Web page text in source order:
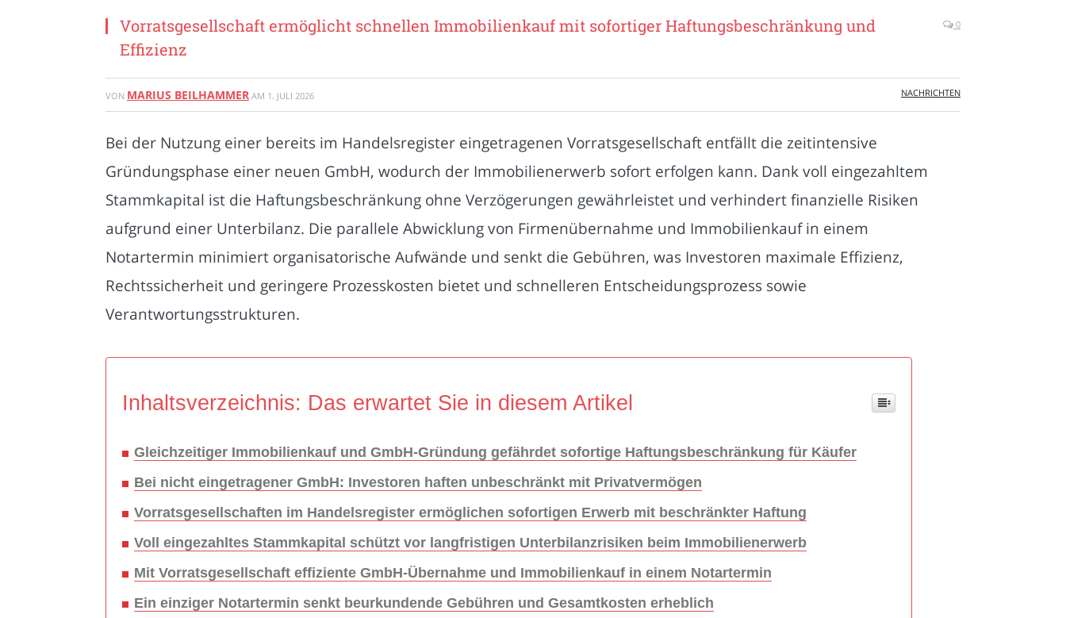
Vorratsgesellschaft ermöglicht schnellen Immobilienkauf mit sofortiger Haftungsbeschränkung und
Effizienz
0
VON MARIUS BEILHAMMER AM 1. JULI 2026 NACHRICHTEN
Bei der Nutzung einer bereits im Handelsregister eingetragenen Vorratsgesellschaft entfällt die zeitintensive
Gründungsphase einer neuen GmbH, wodurch der Immobilienerwerb sofort erfolgen kann. Dank voll eingezahltem
Stammkapital ist die Haftungsbeschränkung ohne Verzögerungen gewährleistet und verhindert finanzielle Risiken
aufgrund einer Unterbilanz. Die parallele Abwicklung von Firmenübernahme und Immobilienkauf in einem
Notartermin minimiert organisatorische Aufwände und senkt die Gebühren, was Investoren maximale Effizienz,
Rechtssicherheit und geringere Prozesskosten bietet und schnelleren Entscheidungsprozess sowie
Verantwortungsstrukturen.
Inhaltsverzeichnis: Das erwartet Sie in diesem Artikel
Gleichzeitiger Immobilienkauf und GmbH-Gründung gefährdet sofortige Haftungsbeschränkung für Käufer
Bei nicht eingetragener GmbH: Investoren haften unbeschränkt mit Privatvermögen
Vorratsgesellschaften im Handelsregister ermöglichen sofortigen Erwerb mit beschränkter Haftung
Voll eingezahltes Stammkapital schützt vor langfristigen Unterbilanzrisiken beim Immobilienerwerb
Mit Vorratsgesellschaft effiziente GmbH-Übernahme und Immobilienkauf in einem Notartermin
Ein einziger Notartermin senkt beurkundende Gebühren und Gesamtkosten erheblich